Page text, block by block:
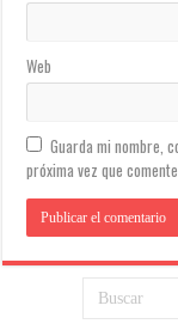
Web
Guarda mi nombre,
próxima vez que